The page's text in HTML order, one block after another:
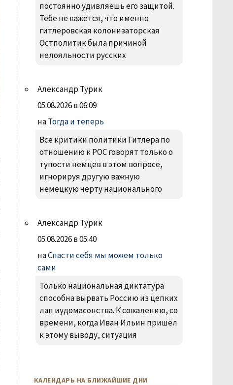
постоянно удивляешь его защитой.
Тебе не кажется, что именно
гитлеровская колонизаторская
Остполитик была причиной
нелояльности русских
Александр Турик
05.08.2026 в 06:09
наТогда и теперь
Все критики политики Гитлера по
отношению к РОС говорят только о
тупости немцев в этом вопросе,
игнорируя другую важную
немецкую черту национального
Александр Турик
05.08.2026 в 05:40
наСпасти себя мы можем только
сами
Только национальная диктатура
способна вырвать Россию из цепких
лап иудомасонства. К сожалению, со
времени, когда Иван Ильин пришёл
к этому выводу, ситуация
КАЛЕНДАРЬ НА БЛИЖАЙШИЕ ДНИ